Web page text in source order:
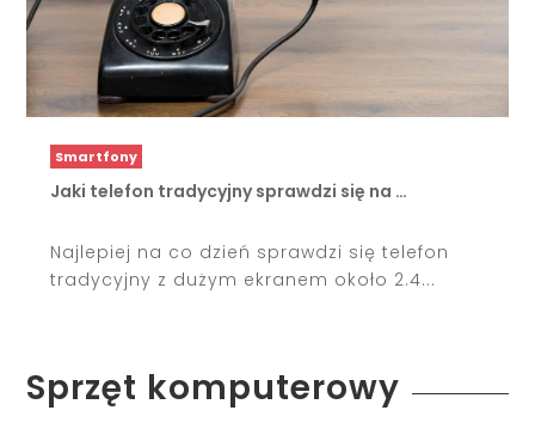
Smartfony
Jaki telefon tradycyjny sprawdzi się na …
Najlepiej na co dzień sprawdzi się telefon
tradycyjny z dużym ekranem około 2.4...
Sprzęt komputerowy